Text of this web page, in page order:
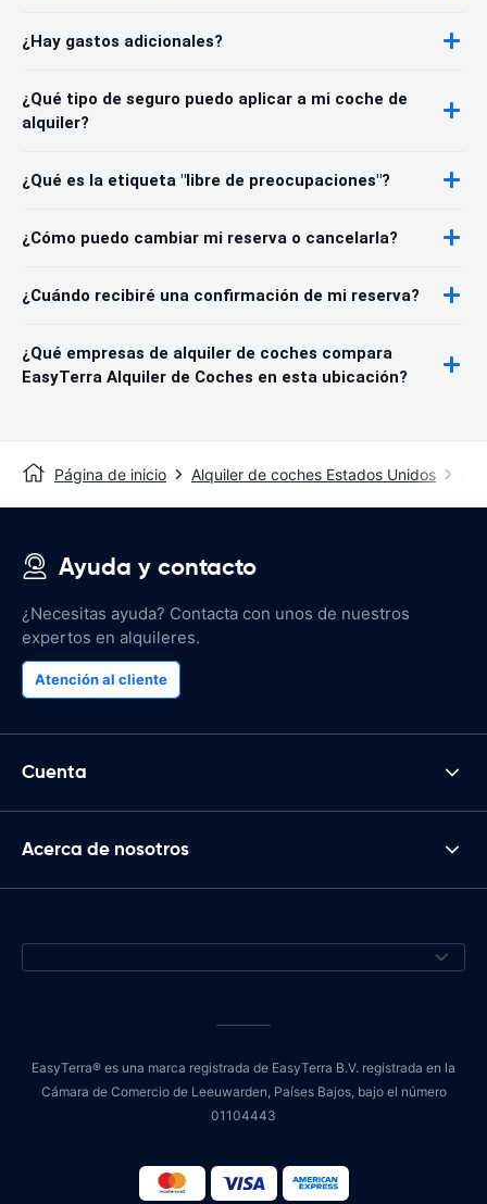
¿Hay gastos adicionales?
¿Qué tipo de seguro puedo aplicar a mi coche de
alquiler?
¿Qué es la etiqueta "libre de preocupaciones"?
¿Cómo puedo cambiar mi reserva o cancelarla?
¿Cuándo recibiré una confirmación de mi reserva?
¿Qué empresas de alquiler de coches compara
EasyTerra Alquiler de Coches en esta ubicación?
Página de inicio Alquiler de coches Estados Unidos
Ayuda y contacto
¿Necesitas ayuda? Contacta con unos de nuestros
expertos en alquileres.
Atención al cliente
Cuenta
Acerca de nosotros
EasyTerra® es una marca registrada de EasyTerra B.V. registrada en la
Cámara de Comercio de Leeuwarden, Países Bajos, bajo el número
01104443